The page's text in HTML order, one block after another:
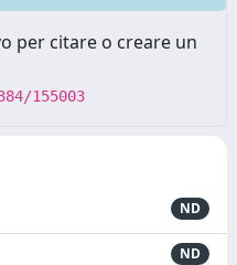
per citare o creare un
155003
ND
ND